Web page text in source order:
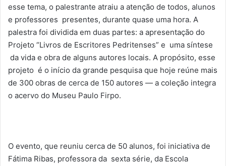
esse tema, o palestrante atraiu a atenção de todos, alunos
e professores presentes, durante quase uma hora. A
palestra foi dividida em duas partes: a apresentação do
Projeto “Livros de Escritores Pedritenses” e uma síntese
da vida e obra de alguns autores locais. A propósito, esse
projeto é o início da grande pesquisa que hoje reúne mais
de 300 obras de cerca de 150 autores — a coleção integra
o acervo do Museu Paulo Firpo.
O evento, que reuniu cerca de 50 alunos, foi iniciativa de
Fátima Ribas, professora da sexta série, da Escola